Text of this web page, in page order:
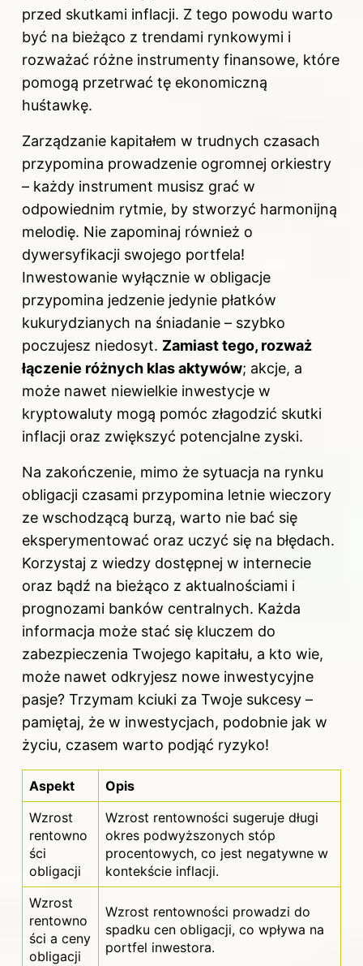
przed skutkami inflacji. Z tego powodu warto
być na bieżąco z trendami rynkowymi i
rozważać różne instrumenty finansowe, które
pomogą przetrwać tę ekonomiczną
huśtawkę.
Zarządzanie kapitałem w trudnych czasach
przypomina prowadzenie ogromnej orkiestry
– każdy instrument musisz grać w
odpowiednim rytmie, by stworzyć harmonijną
melodię. Nie zapominaj również o
dywersyfikacji swojego portfela!
Inwestowanie wyłącznie w obligacje
przypomina jedzenie jedynie płatków
kukurydzianych na śniadanie – szybko
poczujesz niedosyt. Zamiast tego, rozważ
łączenie różnych klas aktywów; akcje, a
może nawet niewielkie inwestycje w
kryptowaluty mogą pomóc złagodzić skutki
inflacji oraz zwiększyć potencjalne zyski.
Na zakończenie, mimo że sytuacja na rynku
obligacji czasami przypomina letnie wieczory
ze wschodzącą burzą, warto nie bać się
eksperymentować oraz uczyć się na błędach.
Korzystaj z wiedzy dostępnej w internecie
oraz bądź na bieżąco z aktualnościami i
prognozami banków centralnych. Każda
informacja może stać się kluczem do
zabezpieczenia Twojego kapitału, a kto wie,
może nawet odkryjesz nowe inwestycyjne
pasje? Trzymam kciuki za Twoje sukcesy –
pamiętaj, że w inwestycjach, podobnie jak w
życiu, czasem warto podjąć ryzyko!
Aspekt
Opis
Wzrost
rentowno
ści
obligacji
Wzrost rentowności sugeruje długi
okres podwyższonych stóp
procentowych, co jest negatywne w
kontekście inflacji.
Wzrost
rentowno
ści a ceny
obligacji
Wzrost rentowności prowadzi do
spadku cen obligacji, co wpływa na
portfel inwestora.